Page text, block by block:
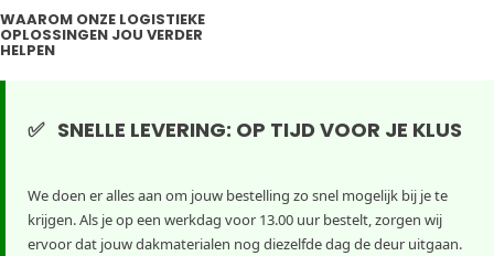
WAAROM ONZE LOGISTIEKE
OPLOSSINGEN JOU VERDER
HELPEN
✅ SNELLE LEVERING: OP TIJD VOOR JE KLUS
We doen er alles aan om jouw bestelling zo snel mogelijk bij je te
krijgen. Als je op een werkdag voor 13.00 uur bestelt, zorgen wij
ervoor dat jouw dakmaterialen nog diezelfde dag de deur uitgaan.